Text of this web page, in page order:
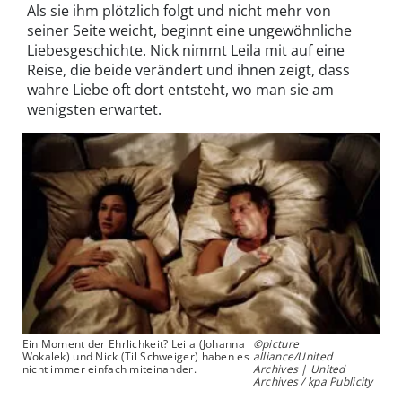
Als sie ihm plötzlich folgt und nicht mehr von
seiner Seite weicht, beginnt eine ungewöhnliche
Liebesgeschichte. Nick nimmt Leila mit auf eine
Reise, die beide verändert und ihnen zeigt, dass
wahre Liebe oft dort entsteht, wo man sie am
wenigsten erwartet.
Ein Moment der Ehrlichkeit? Leila (Johanna
Wokalek) und Nick (Til Schweiger) haben es
nicht immer einfach miteinander.
©picture
alliance/United
Archives | United
Archives / kpa Publicity